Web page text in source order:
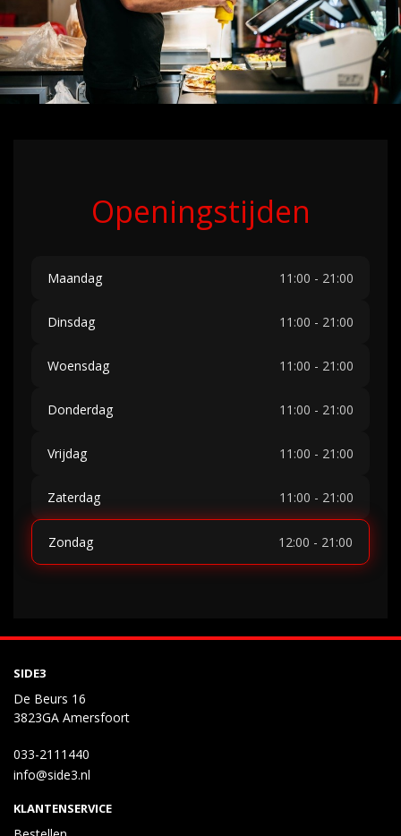
Openingstijden
Maandag 11:00 - 21:00
Dinsdag 11:00 - 21:00
Woensdag 11:00 - 21:00
Donderdag 11:00 - 21:00
Vrijdag 11:00 - 21:00
Zaterdag 11:00 - 21:00
Zondag 12:00 - 21:00
SIDE3
De Beurs 16
3823GA Amersfoort
033-2111440
info@side3.nl
KLANTENSERVICE